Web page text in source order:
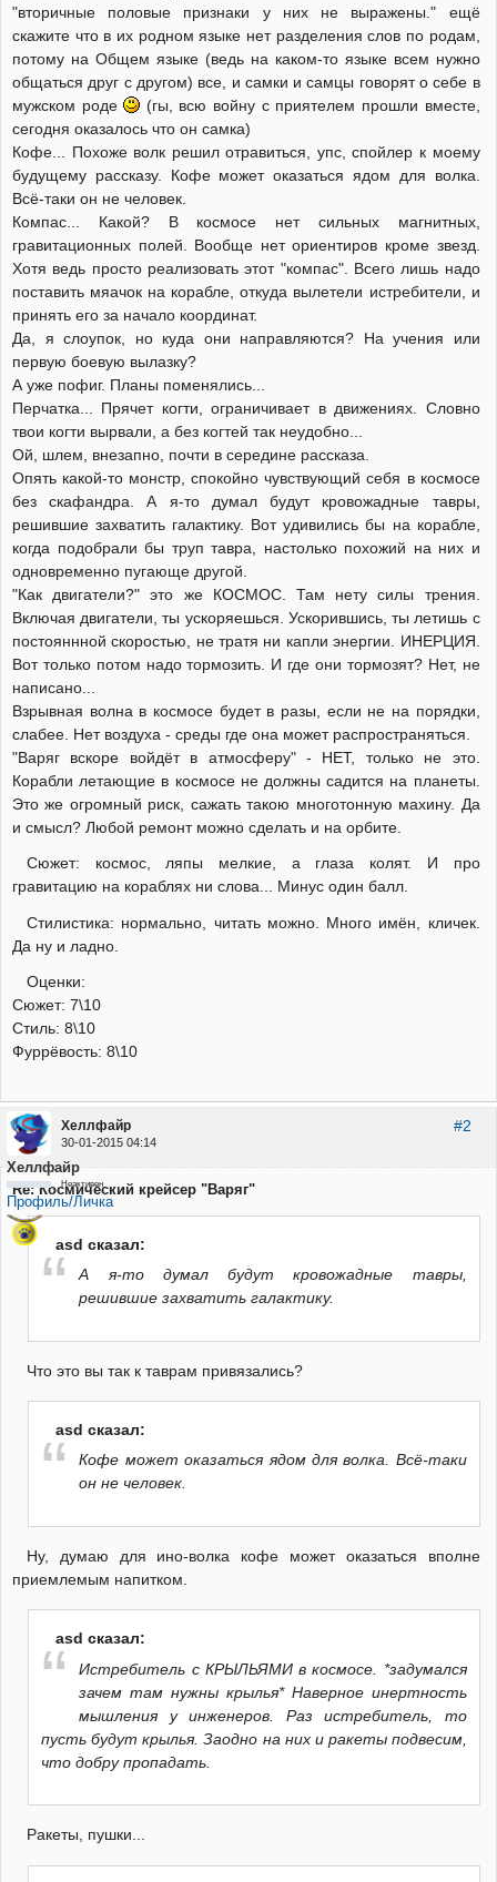
"вторичные половые признаки у них не выражены." ещё
скажите что в их родном языке нет разделения слов по родам,
потому на Общем языке (ведь на каком-то языке всем нужно
общаться друг с другом) все, и самки и самцы говорят о себе в
мужском роде
(гы, всю войну с приятелем прошли вместе,
сегодня оказалось что он самка)
Кофе... Похоже волк решил отравиться, упс, спойлер к моему
будущему рассказу. Кофе может оказаться ядом для волка.
Всё-таки он не человек.
Компас... Какой? В космосе нет сильных магнитных,
гравитационных полей. Вообще нет ориентиров кроме звезд.
Хотя ведь просто реализовать этот "компас". Всего лишь надо
поставить мяачок на корабле, откуда вылетели истребители, и
принять его за начало координат.
Да, я слоупок, но куда они направляются? На учения или
первую боевую вылазку?
А уже пофиг. Планы поменялись...
Перчатка... Прячет когти, ограничивает в движениях. Словно
твои когти вырвали, а без когтей так неудобно...
Ой, шлем, внезапно, почти в середине рассказа.
Опять какой-то монстр, спокойно чувствующий себя в космосе
без скафандра. А я-то думал будут кровожадные тавры,
решившие захватить галактику. Вот удивились бы на корабле,
когда подобрали бы труп тавра, настолько похожий на них и
одновременно пугающе другой.
"Как двигатели?" это же КОСМОС. Там нету силы трения.
Включая двигатели, ты ускоряешься. Ускорившись, ты летишь с
постояннной скоростью, не тратя ни капли энергии. ИНЕРЦИЯ.
Вот только потом надо тормозить. И где они тормозят? Нет, не
написано...
Взрывная волна в космосе будет в разы, если не на порядки,
слабее. Нет воздуха - среды где она может распространяться.
"Варяг вскоре войдёт в атмосферу" - НЕТ, только не это.
Корабли летающие в космосе не должны садится на планеты.
Это же огромный риск, сажать такою многотонную махину. Да
и смысл? Любой ремонт можно сделать и на орбите.
Сюжет: космос, ляпы мелкие, а глаза колят. И про
гравитацию на кораблях ни слова... Минус один балл.
Стилистика: нормально, читать можно. Много имён, кличек.
Да ну и ладно.
Оценки:
Сюжет: 7\10
Стиль: 8\10
Фуррёвость: 8\10
#2
Хеллфайр
30-01-2015 04:14
Хеллфайр
Неактивен
Профиль/Личка
Re: Космический крейсер "Варяг"
asd сказал:
А я-то думал будут кровожадные тавры,
решившие захватить галактику.
Что это вы так к таврам привязались?
asd сказал:
Кофе может оказаться ядом для волка. Всё-таки
он не человек.
Ну, думаю для ино-волка кофе может оказаться вполне
приемлемым напитком.
asd сказал:
Истребитель с КРЫЛЬЯМИ в космосе. *задумался
зачем там нужны крылья* Наверное инертность
мышления у инженеров. Раз истребитель, то
пусть будут крылья. Заодно на них и ракеты подвесим,
что добру пропадать.
Ракеты, пушки...